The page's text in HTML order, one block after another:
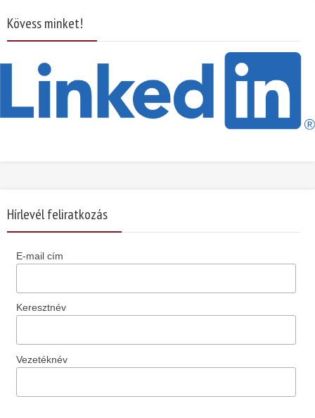
Kövess minket!
Hírlevél feliratkozás
E-mail cím
Keresztnév
Vezetéknév